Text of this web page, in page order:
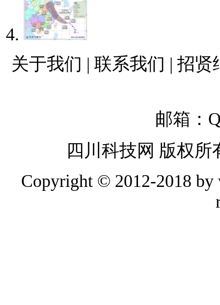
关于我们 | 联系我们 | 招
邮箱：
四川科技网 版权
Copyright © 2012-2018